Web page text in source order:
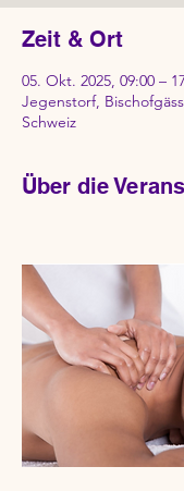
Zeit & Ort
05. Okt. 2025, 09:00 –
Jegenstorf,
Schweiz
Über die